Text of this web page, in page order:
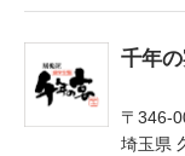
千年
〒346-
埼玉県